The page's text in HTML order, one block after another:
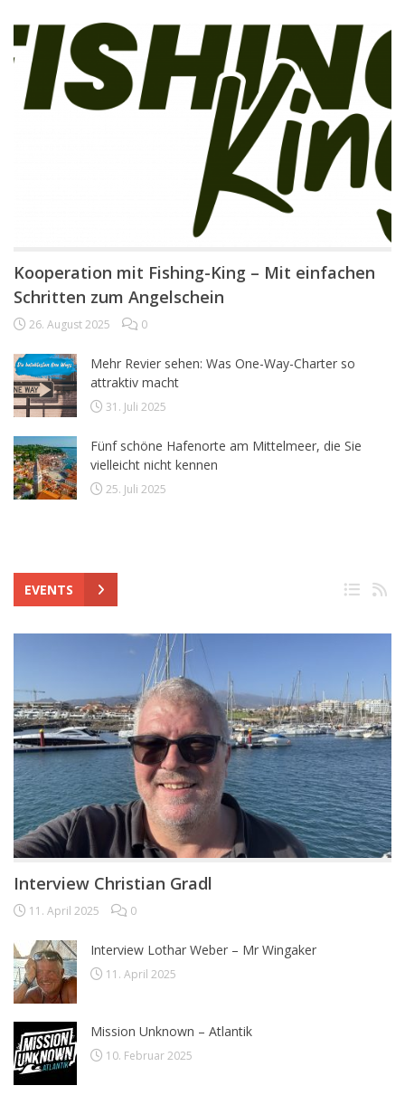
Kooperation mit Fishing-King – Mit einfachen
Schritten zum Angelschein
26. August 2025 0
Mehr Revier sehen: Was One-Way-Charter so
attraktiv macht
31. Juli 2025
Fünf schöne Hafenorte am Mittelmeer, die Sie
vielleicht nicht kennen
25. Juli 2025
EVENTS
Interview Christian Gradl
11. April 2025 0
Interview Lothar Weber – Mr Wingaker
11. April 2025
Mission Unknown – Atlantik
10. Februar 2025